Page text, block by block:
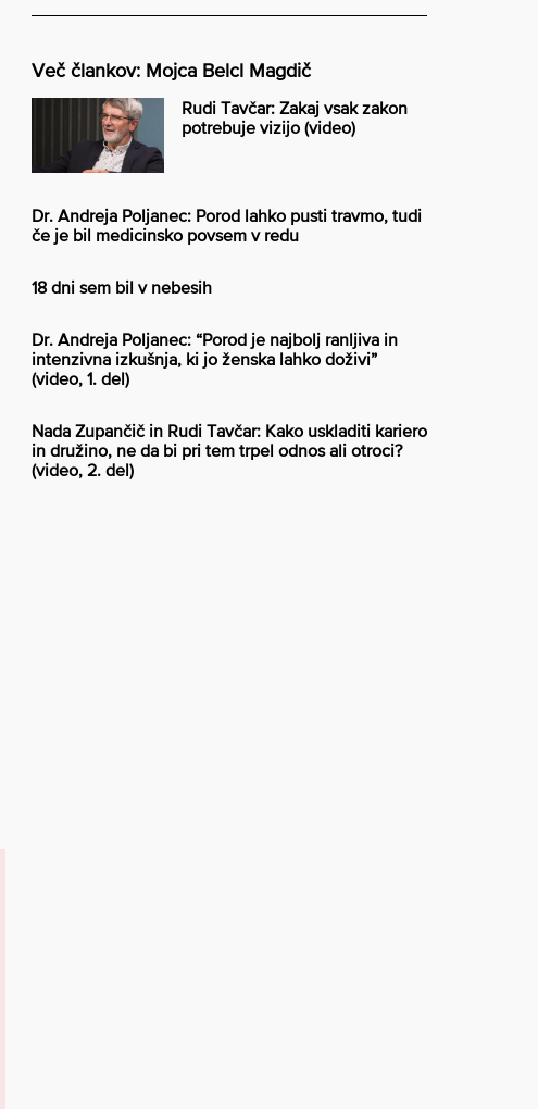
Več člankov: Mojca Belcl Magdič
Rudi Tavčar: Zakaj vsak zakon
potrebuje vizijo (video)
Dr. Andreja Poljanec: Porod lahko pusti travmo, tudi
če je bil medicinsko povsem v redu
18 dni sem bil v nebesih
Dr. Andreja Poljanec: “Porod je najbolj ranljiva in
intenzivna izkušnja, ki jo ženska lahko doživi”
(video, 1. del)
Nada Zupančič in Rudi Tavčar: Kako uskladiti kariero
in družino, ne da bi pri tem trpel odnos ali otroci?
(video, 2. del)